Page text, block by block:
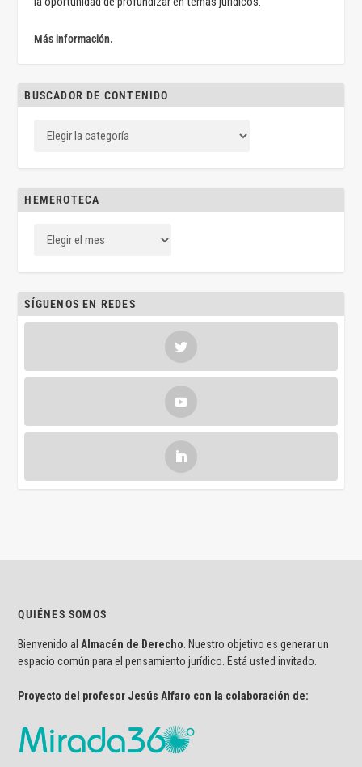
Más información.
BUSCADOR DE CONTENIDO
HEMEROTECA
SÍGUENOS EN REDES
QUIÉNES SOMOS
Bienvenido al Almacén de Derecho . Nuestro objetivo es generar un
espacio común para el pensamiento jurídico. Está usted invitado.
Proyecto del profesor Jesús Alfaro con la colaboración de: